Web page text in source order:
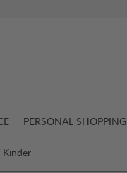
PERSONAL SHOPPING
Kinder